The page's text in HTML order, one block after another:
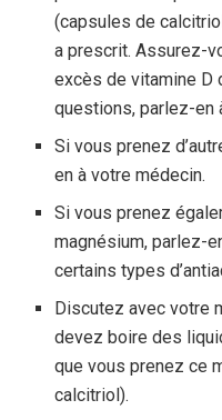
(capsules de
a prescrit. Assurez-
excès de vitamine D
questions, parlez-en
Si vous prenez
en à votre médecin.
Si vous prenez
magnésium, parlez-
certains types
Discutez avec votre
devez boire des
que vous prenez ce
calcitriol).